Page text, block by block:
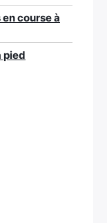
course à
pied